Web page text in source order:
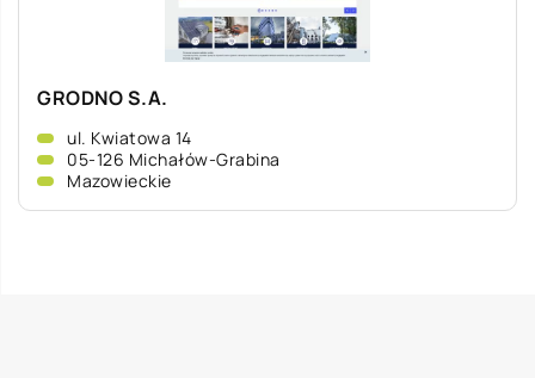
GRODNO S.A.
ul. Kwiatowa 14
05-126 Michałów-Grabina
Mazowieckie